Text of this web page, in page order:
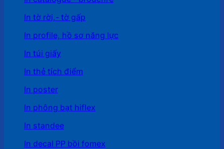
In tờ rời,- tờ gấp
In profile, hồ sơ năng lực
In túi giấy
In thẻ tích điểm
In poster
In phông bạt hiflex
In standee
In decal PP bồi fomex